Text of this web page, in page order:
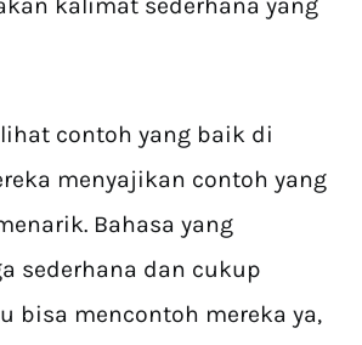
contoh yang baik di
menyajikan contoh yang
Bahasa yang
sederhana dan cukup
bisa mencontoh mereka ya,